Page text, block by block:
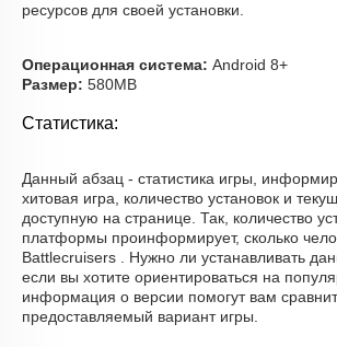
ресурсов для своей установки.
Операционная система: Android 8+
Размер: 580MB
Статистика:
Данный абзац - статистика игры,
хитовая игра, количество установок и
доступную на странице. Так, количество
платформы проинформирует, сколько
Battlecruisers . Нужно ли устанавливать
если вы хотите ориентироваться на
информация о версии помогут вам
предоставляемый вариант игры.